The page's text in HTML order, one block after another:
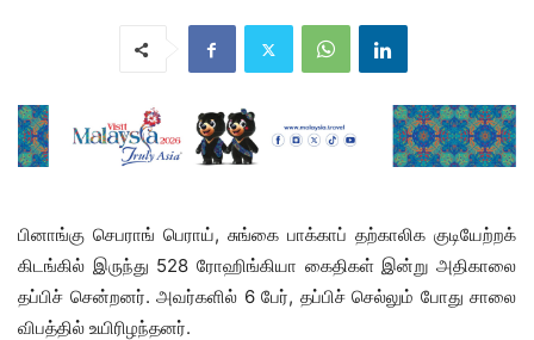
பினாங்கு செபராங் பெராய், சுங்கை பாக்காப் தற்காலிக குடியேற்றக்
கிடங்கில் இருந்து 528 ரோஹிங்கியா கைதிகள் இன்று அதிகாலை
தப்பிச் சென்றனர். அவர்களில் 6 பேர், தப்பிச் செல்லும் போது சாலை
விபத்தில் உயிரிழந்தனர்.